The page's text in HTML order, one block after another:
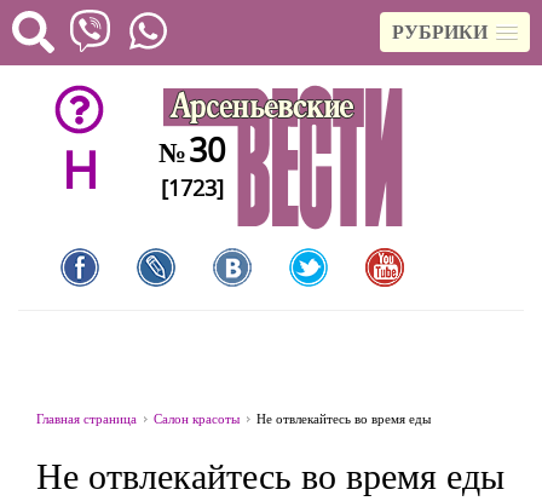
РУБРИКИ
H №30
[1723]
Главная страница Салон красоты Не отвлекайтесь во время еды
Не отвлекайтесь во время еды